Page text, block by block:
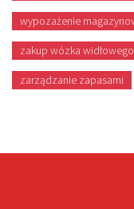
wypozażenie
zakup wózka widłowego
zarządzanie zapasami